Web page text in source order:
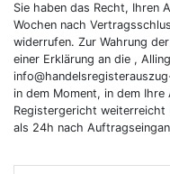
Sie haben das Recht, Ihren
Wochen nach
widerrufen. Zur Wahrung
einer Erklärung an die ,
in dem Moment, in dem
Registergericht weiterreicht
als 24h nach